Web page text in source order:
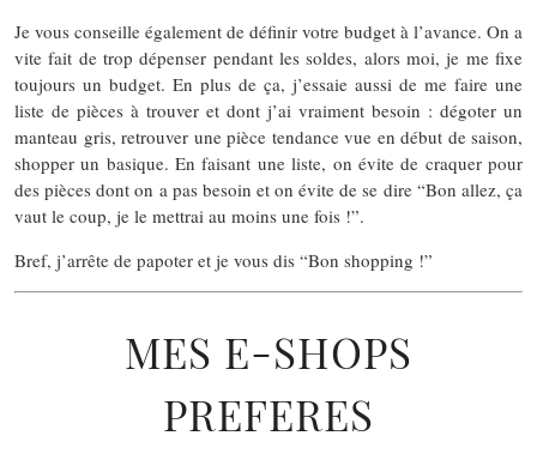
Je vous conseille également de définir votre budget à l’avance. On a
vite fait de trop dépenser pendant les soldes, alors moi, je me fixe
toujours un budget. En plus de ça, j’essaie aussi de me faire une
liste de pièces à trouver et dont j’ai vraiment besoin : dégoter un
manteau gris, retrouver une pièce tendance vue en début de saison,
shopper un basique. En faisant une liste, on évite de craquer pour
des pièces dont on a pas besoin et on évite de se dire “Bon allez, ça
vaut le coup, je le mettrai au moins une fois !”.
Bref, j’arrête de papoter et je vous dis “Bon shopping !”
MES E-SHOPS
PREFERES